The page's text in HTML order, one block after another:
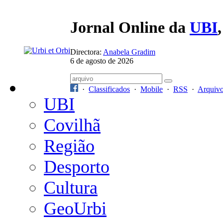
Jornal Online da UBI
Directora: Anabela Gradim
6 de agosto de 2026
· Classificados · Mobile · RSS ·
UBI
Covilhã
Região
Desporto
Cultura
GeoUrbi